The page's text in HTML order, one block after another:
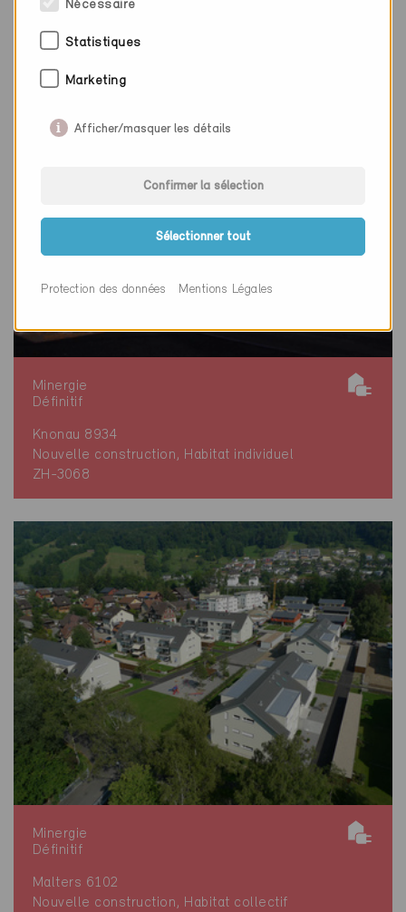
Nouvelle construction, Habitat collectif
Minergie
Définitif
Knonau 8934
Nouvelle construction, Habitat individuel
ZH-3068
Minergie
Définitif
Malters 6102
Nouvelle construction, Habitat collectif
Nécessaire
Statistiques
Marketing
Afficher/masquer les détails
Confirmer la sélection
Sélectionner tout
Protection des données Mentions Légales